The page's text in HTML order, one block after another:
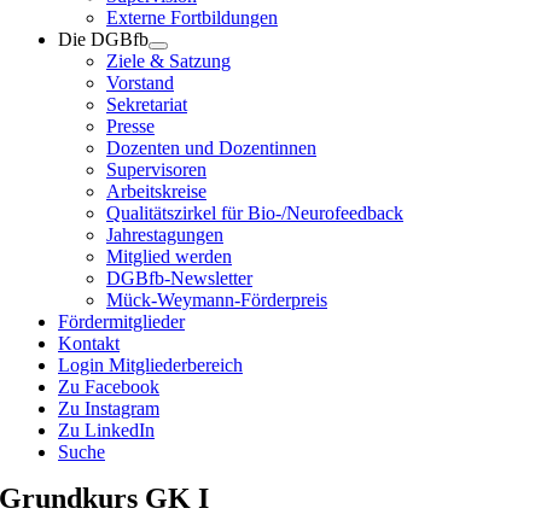
Externe Fortbildungen
Die DGBfb
Ziele & Satzung
Vorstand
Sekretariat
Presse
Dozenten und Dozentinnen
Supervisoren
Arbeitskreise
Qualitätszirkel für Bio-/Neurofeedback
Jahrestagungen
Mitglied werden
DGBfb-Newsletter
Mück-Weymann-Förderpreis
Fördermitglieder
Kontakt
Login Mitgliederbereich
Zu Facebook
Zu Instagram
Zu LinkedIn
Suche
Grundkurs GK I